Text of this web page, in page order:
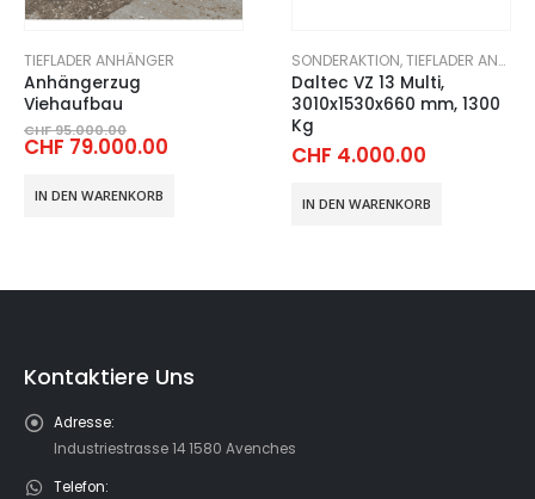
SONDERAKTION,TIEFLADER ANHÄNGER
Daltec VZ 13 Multi,
3010x1530x660 mm, 1300
Kg
CHF4.000.00
IN DEN WARENKORB
TIEFLADER ANHÄNGER
Daltec VZ 26 BAR,
2500x1308x350 mm, 1300
Kg
CHF3.000.00
IN DEN WARENKORB
Kontaktiere Uns
Adresse:
Industriestrasse 14 1580 Avenches
Telefon: